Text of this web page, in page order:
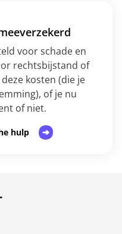
voor schade en
rechtsbijstand of
kosten (die je
of je nu
of niet.
hulp